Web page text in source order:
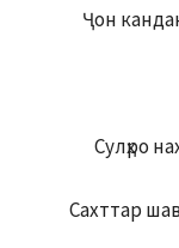
Ҷон
Сулҳро
Сахттар